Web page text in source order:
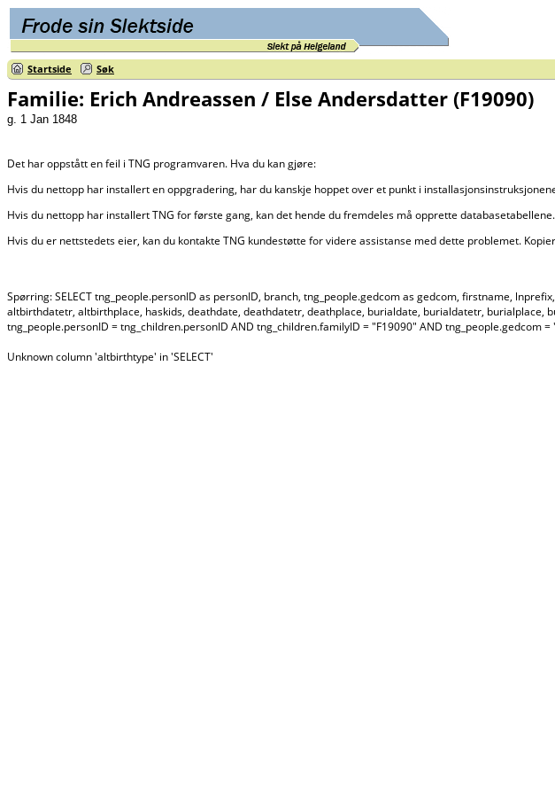
Startside Søk
Familie: Erich Andreassen / Else Andersdatter (F19090)
g. 1 Jan 1848
Det har oppstått en feil i TNG programvaren. Hva du kan gjøre:
Hvis du nettopp har installert en oppgradering, har du kanskje hoppet over et punkt i
Hvis du nettopp har installert TNG for første gang, kan det hende du fremdeles må opprette
Hvis du er nettstedets eier, kan du kontakte TNG kundestøtte for videre assistanse med dette problemet.
Spørring: SELECT tng_people.personID as personID, branch, tng_people.gedcom as gedcom, firstname,
altbirthdatetr, altbirthplace, haskids, deathdate, deathdatetr, deathplace, burialdate, burialdatetr, burialplace,
tng_people.personID = tng_children.personID AND tng_children.familyID = "F19090" AND tng_people.gedcom
Unknown column 'altbirthtype' in 'SELECT'